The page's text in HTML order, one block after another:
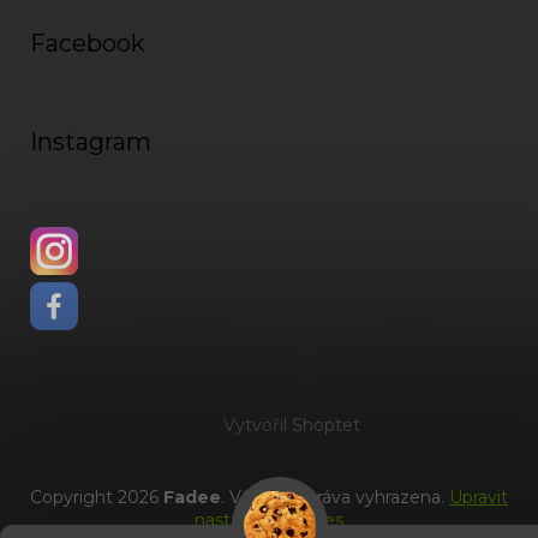
Facebook
Instagram
Vytvořil Shoptet
Copyright 2026 Fadee. Všechna práva vyhrazena. Upravit
nastavení cookies